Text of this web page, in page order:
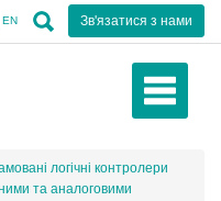
Зв'язатися з нами
EN
логічні контролери
та аналоговими